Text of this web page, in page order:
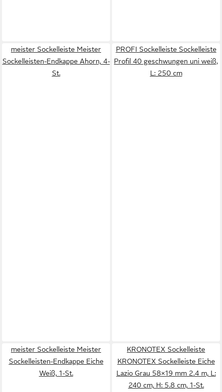
meister Sockelleiste Meister
Sockelleisten-Endkappe Ahorn, 4-
St.
PROFI Sockelleiste Sockelleiste
Profil 40 geschwungen uni weiß,
L: 250 cm
meister Sockelleiste Meister
Sockelleisten-Endkappe Eiche
Weiß, 1-St.
KRONOTEX Sockelleiste
KRONOTEX Sockelleiste Eiche
Lazio Grau 58×19 mm 2.4 m, L:
240 cm, H: 5.8 cm, 1-St.